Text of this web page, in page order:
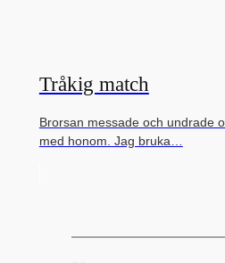
Tråkig match
Brorsan messade och undrade
med honom. Jag bruka…